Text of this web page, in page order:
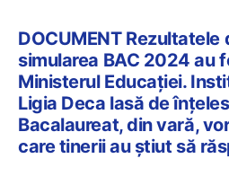
DOCUMENT Rezultatele
simularea BAC 2024 au
Ministerul Educației.
Ligia Deca lasă de
Bacalaureat, din vară,
care tinerii au știut să